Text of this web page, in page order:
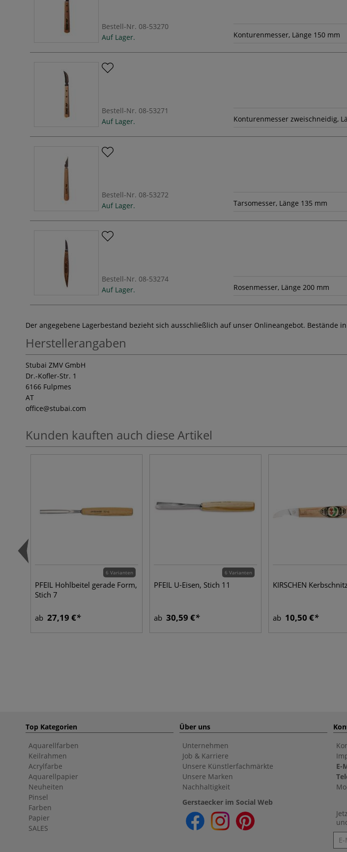
Bestell-Nr. 08-53270
Auf Lager.
Konturenmesser, Länge 150 mm
Bestell-Nr. 08-53271
Auf Lager.
Konturenmesser zweischneidig,
Bestell-Nr. 08-53272
Auf Lager.
Tarsomesser, Länge 135 mm
Bestell-Nr. 08-53274
Auf Lager.
Rosenmesser, Länge 200 mm
Der angegebene Lagerbestand bezieht sich ausschließlich auf unser Onlineangebot. Bestände
Herstellerangaben
Stubai ZMV GmbH
Dr.-Kofler-Str. 1
6166 Fulpmes
AT
office@stubai.com
Kunden kauften auch diese Artikel
6 Varianten
PFEIL Hohlbeitel gerade Form,
Stich 7
ab 27,19 €
6 Varianten
PFEIL U-Eisen, Stich 11
ab 30,59 €
KIRSCHEN
ab 10,50 €
Top Kategorien
Aquarellfarben
Keilrahmen
Acrylfarbe
Aquarellpapier
Neuheiten
Pinsel
Farben
Papier
SALES
Über uns
Unternehmen
Job & Karriere
Unsere Künstlerfachmärkte
Unsere Marken
Nachhaltigkeit
Gerstaecker im Social Web
E-